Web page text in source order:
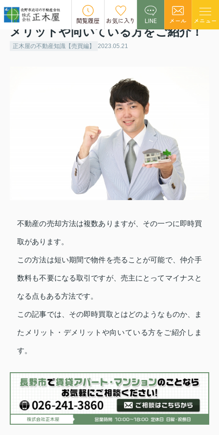
閲覧履歴 お気に入り LINE メール メニュー
不動産売却における即時買取とは？
メリットや向いている方をご紹介！
正木屋の不動産知識【売買編】 2023.05.21
不動産の売却方法は複数ありますが、その一つに即時買
取があります。
この方法は短い期間で物件を売ることが可能で、仲介手
数料も不要になる取引ですが、売主にとってマイナスと
なる点もある方法です。
この記事では、その即時買取とはどのようなものか、ま
たメリット・デメリットや向いている方をご紹介しま
す。